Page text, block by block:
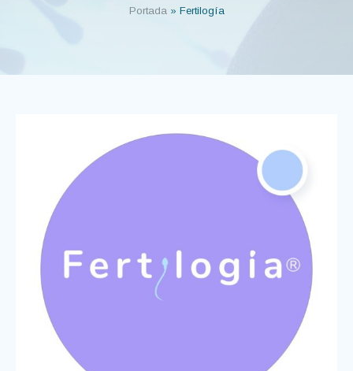
Portada» Fertilogía